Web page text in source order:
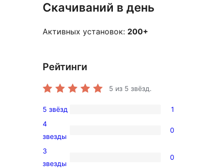
Скачиваний в день
Активных установок: 200+
Рейтинги
5 из 5 звёзд.
1
5-
звездный
отзыв
5 звёзд 1
0
4-
звездный
4
звезды
0
0
3
звезды
0